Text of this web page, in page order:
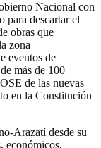
Nacional con
para descartar el
obras que
zona
eventos de
más de 100
de las nuevas
en la Constitución
Arazatí desde su
económicos,